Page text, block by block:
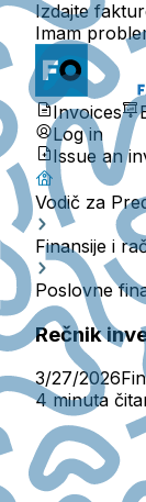
Izdajte
Imam
Invoices
Log in
Issue an
Vodič za
Finansije i
Poslovne
Rečnik
3/27/2026
4 minuta